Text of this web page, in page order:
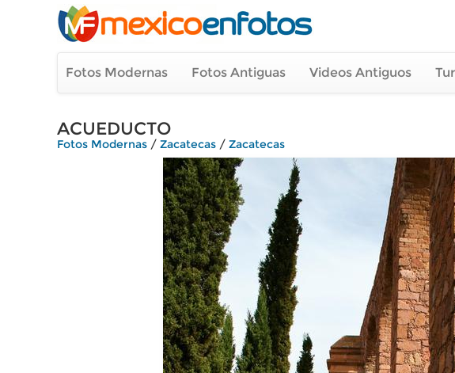
Fotos Modernas Fotos Antiguas Videos Antiguos
ACUEDUCTO
Fotos Modernas / Zacatecas / Zacatecas